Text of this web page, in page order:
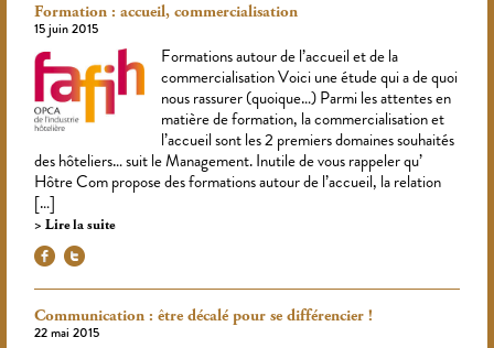
Formation : accueil, commercialisation
15 juin 2015
Formations autour de l’accueil et de la
commercialisation Voici une étude qui a de quoi
nous rassurer (quoique…) Parmi les attentes en
matière de formation, la commercialisation et
l’accueil sont les 2 premiers domaines souhaités
des hôteliers… suit le Management. Inutile de vous rappeler qu’
Hôtre Com propose des formations autour de l’accueil, la relation
[…]
Lire la suite
Communication : être décalé pour se différencier !
22 mai 2015